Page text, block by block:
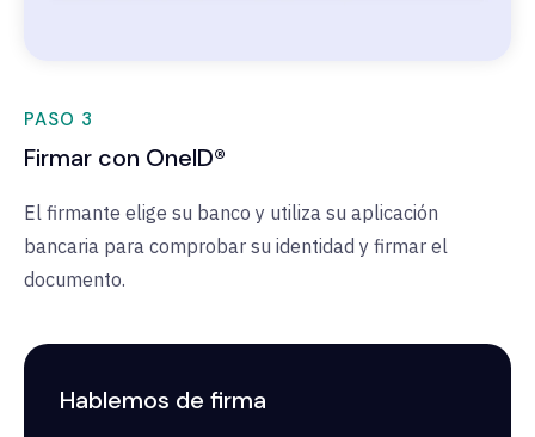
PASO 3
Firmar con OneID®
El firmante elige su banco y utiliza su aplicación
bancaria para comprobar su identidad y firmar el
documento.
Hablemos de firma